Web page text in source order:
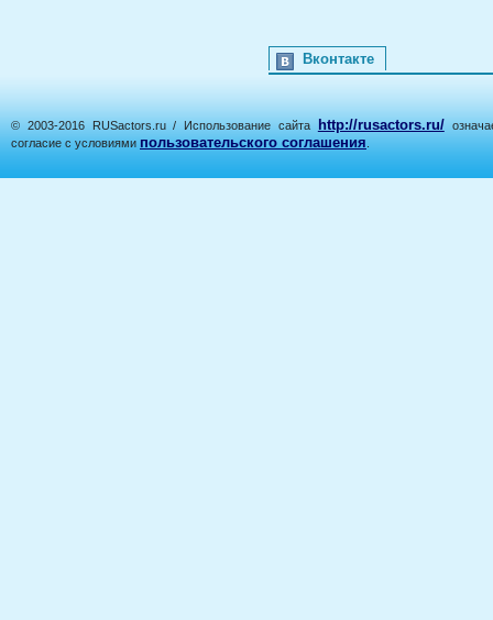
Вконтакте
© 2003-2016 RUSactors.ru / Использование сайта http://rusactors.ru/
согласие с условиями пользовательского соглашения